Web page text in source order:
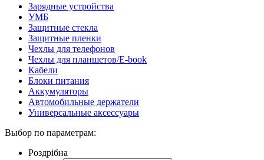
Зарядные устройства
УМБ
Защитные стекла
Защитные пленки
Чехлы для телефонов
Чехлы для планшетов/E-book
Кабели
Блоки питания
Аккумуляторы
Автомобильные держатели
Универсальные аксессуары
Выбор по параметрам:
Роздрібна